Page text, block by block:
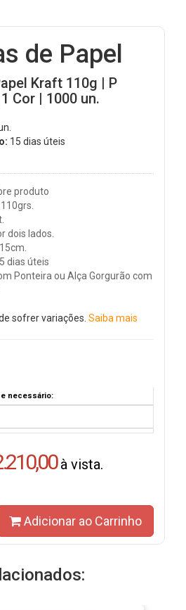
de Papel
Kraft 110g | P
Cor | 1000 un.
15 dias úteis
produto
dois lados.
dias úteis
Ponteira ou Alça Gorgurão com
sofrer variações. Saiba mais
necessário:
à vista.
Adicionar ao Carrinho